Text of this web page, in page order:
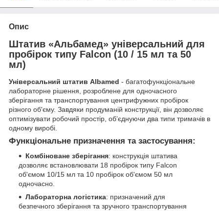
Опис
Штатив «Альбамед» універсальний для
пробірок типу Falcon (10 / 15 мл та 50
мл)
Універсальний штатив Albamed - багатофункціональне
лабораторне рішення, розроблене для одночасного
зберігання та транспортування центрифужних пробірок
різного об'єму. Завдяки продуманій конструкції, він дозволяє
оптимізувати робочий простір, об’єднуючи два типи тримачів в
одному виробі.
Функціональне призначення та застосування:
Комбіноване зберігання: конструкція штатива
дозволяє встановлювати 18 пробірок типу Falcon
об'ємом 10/15 мл та 10 пробірок об'ємом 50 мл
одночасно.
Лабораторна логістика: призначений для
безпечного зберігання та зручного транспортування